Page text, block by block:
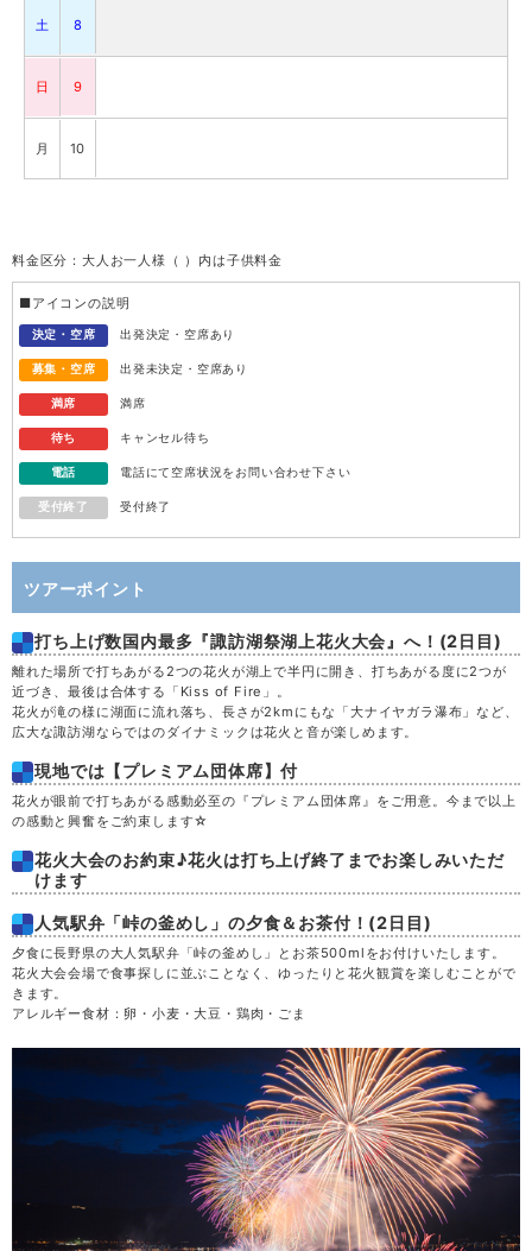
土 8
日 9
月 10
水 12
木 13
金 14
日 16
月 17
火 18
水 19
木 20
金 21
土 22
日 23
月 24
25
水 26
料金区分：大人お一人様（ ）内は子供料金
■アイコンの説明
決定・空席 出発決定・空席あり
募集・空席 出発未決定・空席あり
満席 満席
待ち キャンセル待ち
電話 電話にて空席状況をお問い合わせ下さい
受付終了 受付終了
ツアーポイント
打ち上げ数国内最多『諏訪湖祭湖上花火大会』へ！(2日目)
離れた場所で打ちあがる2つの花火が湖上で半円に開き、打ちあがる度に2つが
近づき、最後は合体する「Kiss of Fire」。
花火が滝の様に湖面に流れ落ち、長さが2kmにもな「大ナイヤガラ瀑布」など、
広大な諏訪湖ならではのダイナミックは花火と音が楽しめます。
現地では【プレミアム団体席】付
花火が眼前で打ちあがる感動必至の『プレミアム団体席』をご用意。今まで以上
の感動と興奮をご約束します☆
花火大会のお約束♪花火は打ち上げ終了までお楽しみいただ
けます
人気駅弁「峠の釜めし」の夕食＆お茶付！(2日目)
夕食に長野県の大人気駅弁「峠の釜めし」とお茶500mlをお付けいたします。
花火大会会場で食事探しに並ぶことなく、ゆったりと花火観賞を楽しむことがで
きます。
アレルギー食材：卵・小麦・大豆・鶏肉・ごま